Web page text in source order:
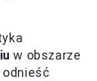
w obszarze